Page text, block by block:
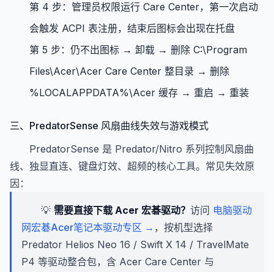
第 4 步：管理员权限运行 Care Center，第一次启动
会触发 ACPI 表注册，结束后图标会出现在托盘
第 5 步：仍不出图标 → 卸载 → 删除 C:\Program
Files\Acer\Acer Care Center 整目录 → 删除
%LOCALAPPDATA%\Acer 缓存 → 重启 → 重装
三、PredatorSense 风扇曲线失效与游戏模式
PredatorSense 是 Predator/Nitro 系列控制风扇曲
线、独显直连、键盘灯效、超频的核心工具。常见失效原
因：
💡 需要直接下载 Acer 宏碁驱动？ 访问 电脑驱动
网宏碁Acer笔记本驱动专区 → ，按机型选择
Predator Helios Neo 16 / Swift X 14 / TravelMate
P4 等驱动整合包，含 Acer Care Center 与